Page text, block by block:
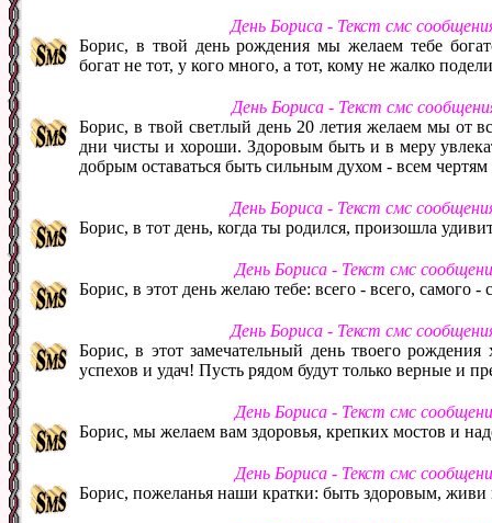
День Бориса - Текст смс
Борис, в твой день рождения мы желаем тебе
богат не тот, у кого много, а тот, кому не жалко
День Бориса - Текст смс
Борис, в твой светлый день 20 летия желаем мы от
дни чисты и хороши. Здоровым быть и в меру
добрым оставаться быть сильным духом - всем чертям
День Бориса - Текст смс
Борис, в тот день, когда ты родился, произошла
День Бориса - Текст смс
Борис, в этот день желаю тебе: всего - всего, самого
День Бориса - Текст смс
Борис, в этот замечательный день твоего
успехов и удач! Пусть рядом будут только верные и
День Бориса - Текст смс
Борис, мы желаем вам здоровья, крепких мостов и
День Бориса - Текст смс
Борис, пожеланья наши кратки: быть здоровым, живи